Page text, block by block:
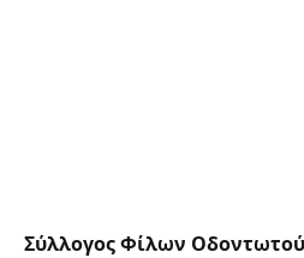
Σύλλογος Φίλων